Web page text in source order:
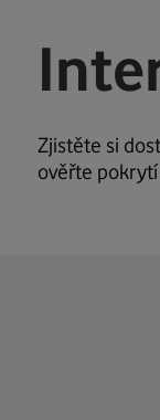
Zjistěte si
ověřte